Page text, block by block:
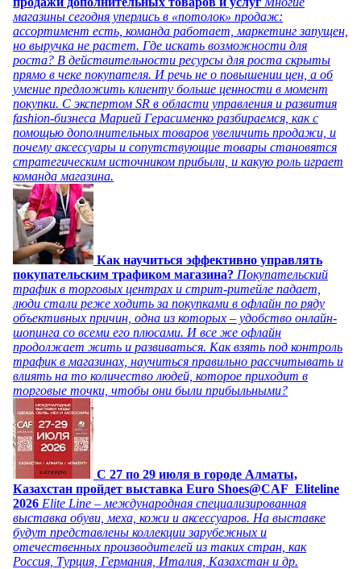
магазины сегодня уперлись в «потолок» продаж:
ассортимент есть, команда работает, маркетинг запущен,
но выручка не растет. Где искать возможности для
роста? В действительности ресурсы для роста скрыты
прямо в чеке покупателя. И речь не о повышении цен, а об
умение предложить клиенту больше ценности в момент
покупки. С экспертом SR в области управления и развития
fashion-бизнеса Марией Герасименко разбираемся, как с
помощью дополнительных товаров увеличить продажи, и
почему аксессуары и сопутствующие товары становятся
стратегическим источником прибыли, и какую роль играет
команда магазина.
Как научиться эффективно управлять
покупательским трафиком магазина? Покупательский
трафик в торговых центрах и стрит-ритейле падает,
люди стали реже ходить за покупками в офлайн по ряду
объективных причин, одна из которых – удобство онлайн-
шопинга со всеми его плюсами. И все же офлайн
продолжает жить и развиваться. Как взять под контроль
трафик в магазинах, научиться правильно рассчитывать и
влиять на то количество людей, которое приходит в
торговые точки, чтобы они были прибыльными?
C 27 по 29 июля в городе Алматы,
Казахстан пройдет выставка Euro Shoes@CAF_Eliteline
2026 Elite Line – международная специализированная
выставка обуви, меха, кожи и аксессуаров. На выставке
будут представлены коллекции зарубежных и
отечественных производителей из таких стран, как
Россия, Турция, Германия, Италия, Казахстан и др.